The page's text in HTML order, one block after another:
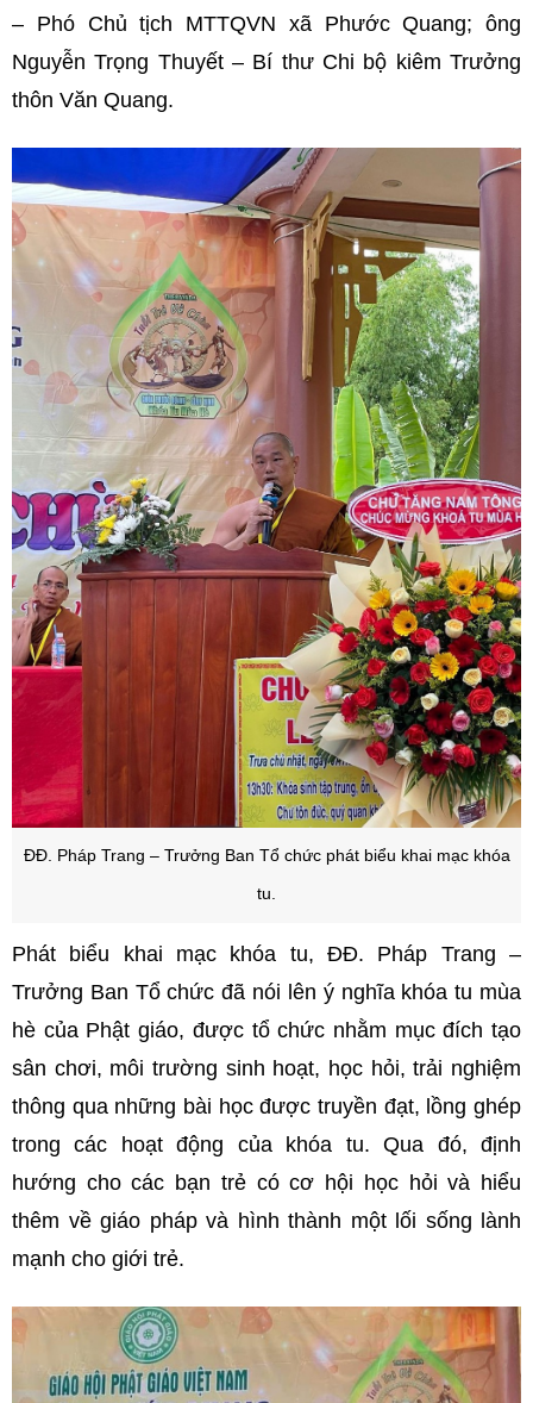
– Phó Chủ tịch MTTQVN xã Phước Quang; ông
Nguyễn Trọng Thuyết – Bí thư Chi bộ kiêm Trưởng
thôn Văn Quang.
ĐĐ. Pháp Trang – Trưởng Ban Tổ chức phát biểu khai mạc khóa
tu.
Phát biểu khai mạc khóa tu, ĐĐ. Pháp Trang –
Trưởng Ban Tổ chức đã nói lên ý nghĩa khóa tu mùa
hè của Phật giáo, được tổ chức nhằm mục đích tạo
sân chơi, môi trường sinh hoạt, học hỏi, trải nghiệm
thông qua những bài học được truyền đạt, lồng ghép
trong các hoạt động của khóa tu. Qua đó, định
hướng cho các bạn trẻ có cơ hội học hỏi và hiểu
thêm về giáo pháp và hình thành một lối sống lành
mạnh cho giới trẻ.